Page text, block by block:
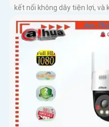
kết nối không dây tiện lợi, và
sáng yếu, camera giúp bạn
rõ ràng